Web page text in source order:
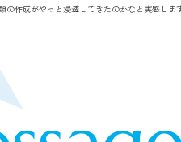
成がやっと浸透してきたのかなと実感し